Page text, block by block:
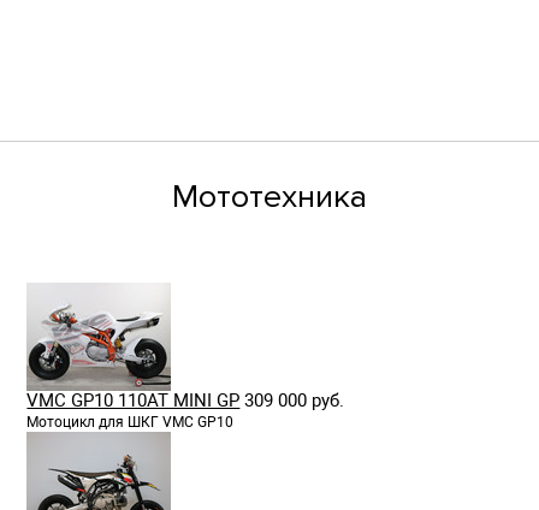
Мототехника
VMC GP10 110AT MINI GP 309 000 руб.
Мотоцикл для ШКГ VMC GP10